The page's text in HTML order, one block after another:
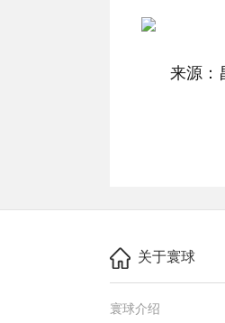
来源：
关于寰球
寰球介绍